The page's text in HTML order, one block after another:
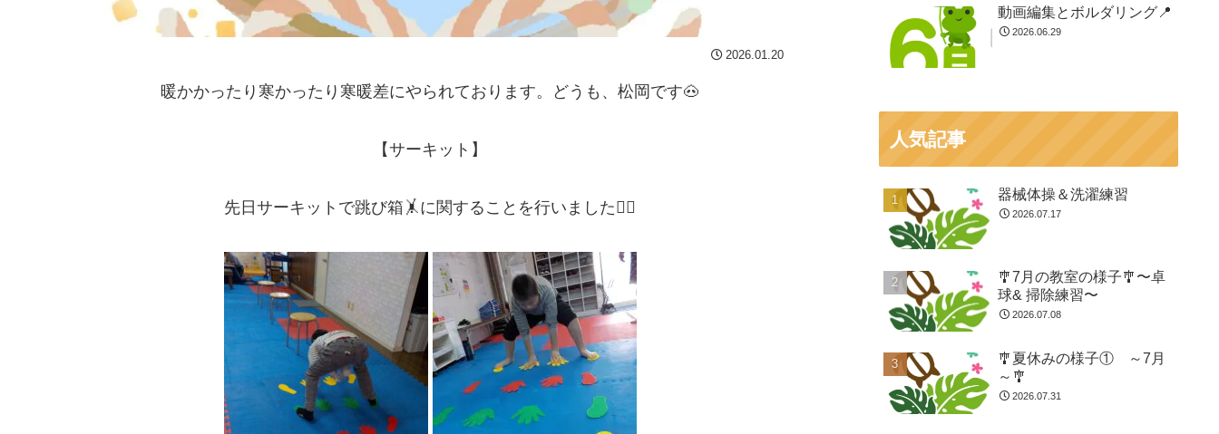
2026.01.20
暖かかったり寒かったり寒暖差にやられております。どうも、松岡です🐽
【サーキット】
先日サーキットで跳び箱🤸に関することを行いました🏃‍♂️
動画編集とボルダリング📍
2026.06.29
人気記事
器械体操＆洗濯練習
2026.07.17
🎐7月の教室の様子🎐〜卓
球& 掃除練習〜
2026.07.08
🎐夏休みの様子① ～7月
～🎐
2026.07.31